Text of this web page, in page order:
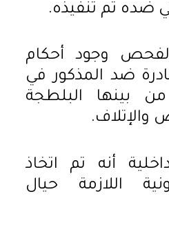
ضده تم تنفيذه.
وجود أحكام
ضد المذكور في
بينها البلطجة
والإتلاف.
أنه تم اتخاذ
اللازمة حيال